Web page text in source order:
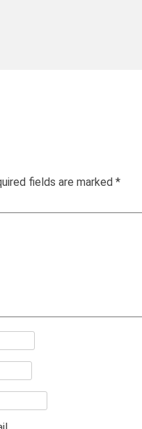
fields are marked *